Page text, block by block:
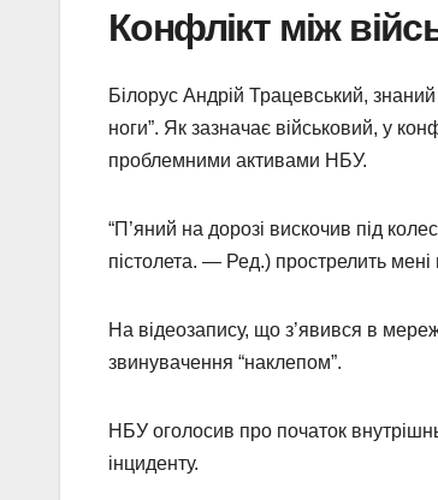
Конфлікт між
Білорус Андрій Трацевський,
ноги”. Як зазначає військовий, у
проблемними активами НБУ.
“П’яний на дорозі вискочив під
пістолета. — Ред.) прострелить
На відеозапису, що з’явився в
звинувачення “наклепом”.
НБУ оголосив про початок
інциденту.